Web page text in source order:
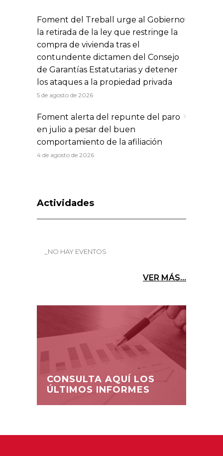
Foment del Treball urge al Gobierno
la retirada de la ley que restringe la
compra de vivienda tras el
contundente dictamen del Consejo
de Garantías Estatutarias y detener
los ataques a la propiedad privada
5 de agosto de 2026
Foment alerta del repunte del paro
en julio a pesar del buen
comportamiento de la afiliación
4 de agosto de 2026
Actividades
_NO HAY EVENTOS
VER MÁS...
CONSULTA AQUÍ LOS
ÚLTIMOS INFORMES